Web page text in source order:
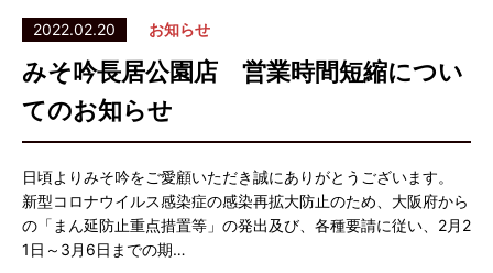
2022.02.20 お知らせ
みそ吟長居公園店 営業時間短縮につい
てのお知らせ
日頃よりみそ吟をご愛顧いただき誠にありがとうございます。
新型コロナウイルス感染症の感染再拡大防止のため、大阪府から
の「まん延防止重点措置等」の発出及び、各種要請に従い、2月2
1日～3月6日までの期…